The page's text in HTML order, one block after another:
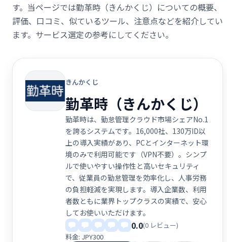
す。当ページでは勤革時（きんかくじ）についての概要、
評価、口コミ、似ているツール、注意点などを紹介してい
ます。サービス選定の参考にしてください。
きんかくじ
勤革時（きんかくじ）
勤革時は、勤怠管理クラウド市場シェアNo.1
を誇るシステムです。16,000社、130万ID以
上の導入実績があり、PCとインターネット環
境のみで利用可能です（VPN不要）。シンプ
ルで使いやすい操作性と高いセキュリティ
で、従業員の勤怠管理を効率化し、人事労務
の負担軽減を実現します。導入企業数、利用
者数ともに業界トップクラスの実績で、安心
してお使いいただけます。
0.0(0 レビュー)
料金: JPY300